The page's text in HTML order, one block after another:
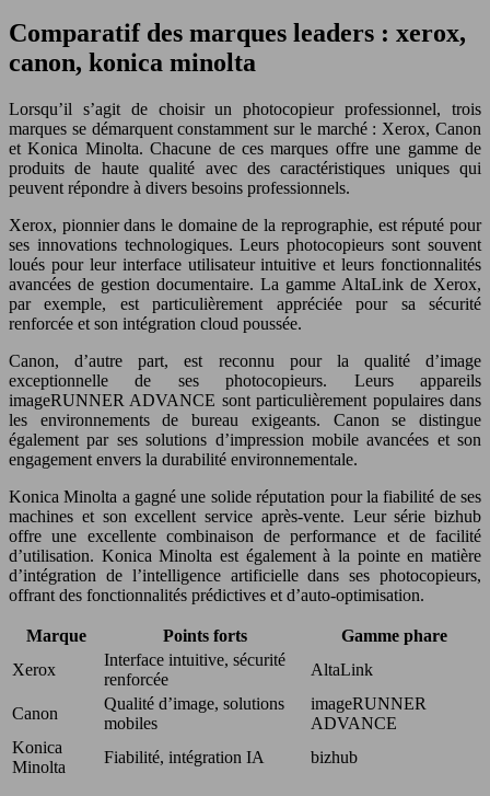
Comparatif des marques leaders : xerox,
canon, konica minolta
Lorsqu’il s’agit de choisir un photocopieur professionnel, trois
marques se démarquent constamment sur le marché : Xerox, Canon
et Konica Minolta. Chacune de ces marques offre une gamme de
produits de haute qualité avec des caractéristiques uniques qui
peuvent répondre à divers besoins professionnels.
Xerox, pionnier dans le domaine de la reprographie, est réputé pour
ses innovations technologiques. Leurs photocopieurs sont souvent
loués pour leur interface utilisateur intuitive et leurs fonctionnalités
avancées de gestion documentaire. La gamme AltaLink de Xerox,
par exemple, est particulièrement appréciée pour sa sécurité
renforcée et son intégration cloud poussée.
Canon, d’autre part, est reconnu pour la qualité d’image
exceptionnelle de ses photocopieurs. Leurs appareils
imageRUNNER ADVANCE sont particulièrement populaires dans
les environnements de bureau exigeants. Canon se distingue
également par ses solutions d’impression mobile avancées et son
engagement envers la durabilité environnementale.
Konica Minolta a gagné une solide réputation pour la fiabilité de ses
machines et son excellent service après-vente. Leur série bizhub
offre une excellente combinaison de performance et de facilité
d’utilisation. Konica Minolta est également à la pointe en matière
d’intégration de l’intelligence artificielle dans ses photocopieurs,
offrant des fonctionnalités prédictives et d’auto-optimisation.
Marque Points forts
Gamme phare
Xerox
Interface intuitive, sécurité
renforcée
AltaLink
Canon
Qualité d’image, solutions
mobiles
imageRUNNER
ADVANCE
Konica
Minolta
Fiabilité, intégration IA bizhub